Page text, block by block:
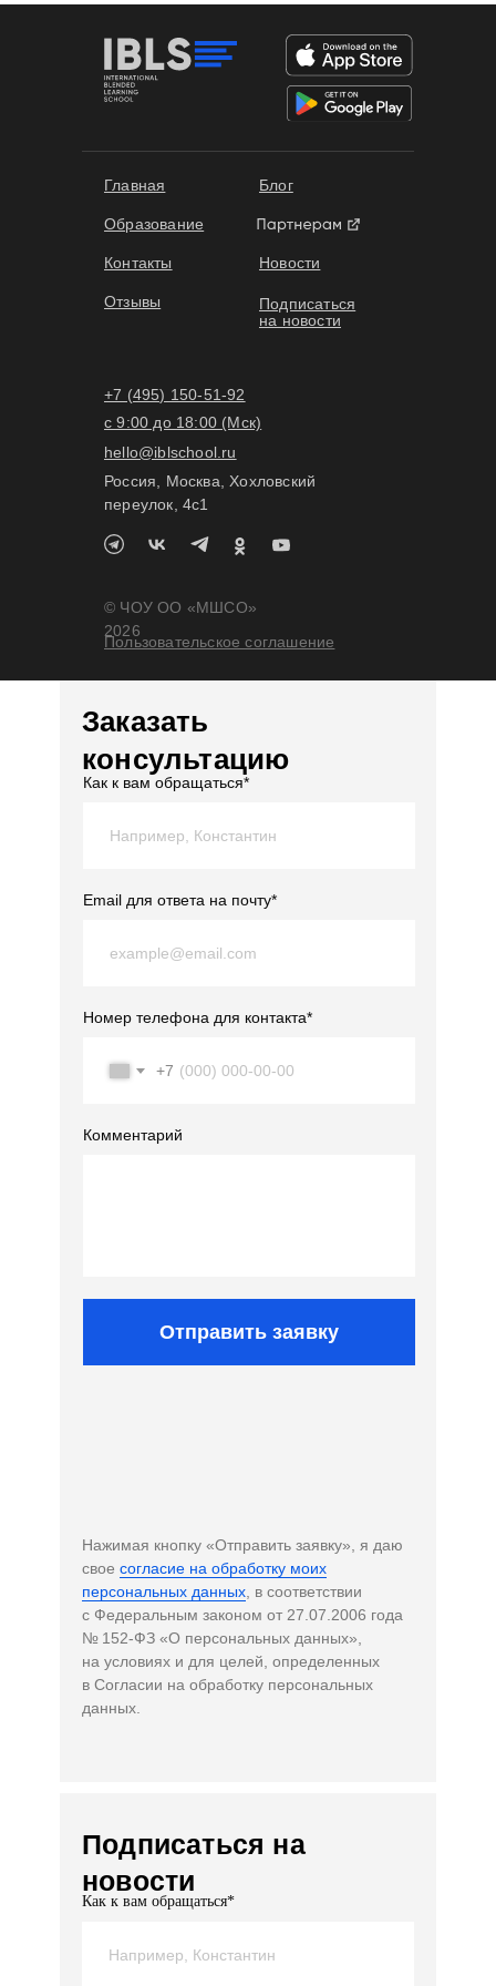
Главная
Образование
Отзывы
Контакты
+7 (495) 150-51-92
с 9:00 до 18:00 (Мск)
hello@iblschool.ru
Россия, Москва, Хохловский
переулок, 4c1
© ЧОУ ОО «МШСО»
2026
Пользовательское соглашение
Новости
Подписаться
на новости
Блог
Заказать
консультацию
Как к вам обращаться*
Email для ответа на почту*
Номер телефона для контакта*
+7
Комментарий
Отправить заявку
Нажимая кнопку «Отправить заявку», я даю
свое согласие на обработку моих
персональных данных , в соответствии
с Федеральным законом от 27.07.2006 года
№ 152-ФЗ «О персональных данных»,
на условиях и для целей, определенных
в Согласии на обработку персональных
данных.
Подписаться на
новости
Как к вам обращаться*